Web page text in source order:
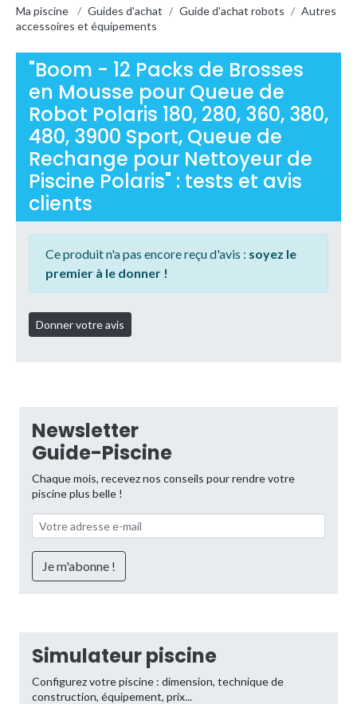
Ma piscine / Guides d'achat / Guide d'achat robots / Autres
accessoires et équipements
"Boom - 12 Packs de Brosses
en Mousse pour Queue de
Robot Polaris 180, 280, 360, 380,
480, 3900 Sport, Queue de
Rechange pour Nettoyeur de
Piscine Polaris" : tests et avis
clients
Ce produit n'a pas encore reçu d'avis : soyez le
premier à le donner !
Newsletter
Guide-Piscine
Chaque mois, recevez nos conseils pour rendre votre
piscine plus belle !
Simulateur piscine
Configurez votre piscine : dimension, technique de
construction, équipement, prix...